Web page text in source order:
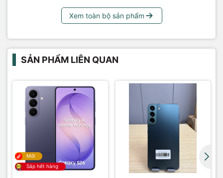
Xem toàn bộ sản phẩm
SẢN PHẨM LIÊN QUAN
Mới
Sắp hết hàng